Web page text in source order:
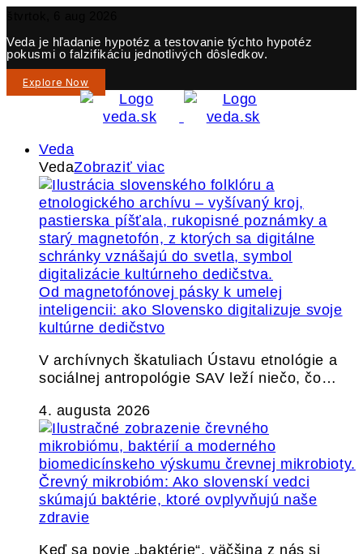
Veda je hľadanie hypotéz a testovanie týchto hypotéz
pokusmi o falzifikáciu jednotlivých dôsledkov.
Explore Now
Veda
VedaZobraziť viac
Od magnetofónovej pásky k umelej
inteligencii: ako Slovensko digitalizuje svoje
kultúrne dedičstvo
V archívnych škatuliach Ústavu etnológie a
sociálnej antropológie SAV leží niečo, čo…
4. augusta 2026
Črevný mikrobióm: Ako slovenskí vedci
skúmajú baktérie, ktoré ovplyvňujú naše
zdravie
Keď sa povie „baktérie“, väčšina z nás si